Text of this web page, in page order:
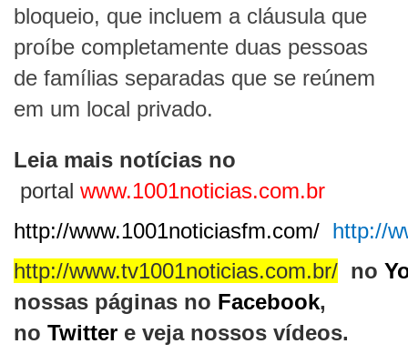
bloqueio, que incluem a cláusula que
proíbe completamente duas pessoas
de famílias separadas que se reúnem
em um local privado.
Leia mais notícias no
portal www.1001noticias.com.br
http://www.1001noticiasfm.com/ http://
http://www.tv1001noticias.com.br/ no
nossas páginas no Facebook,
no Twitter e veja nossos vídeos.